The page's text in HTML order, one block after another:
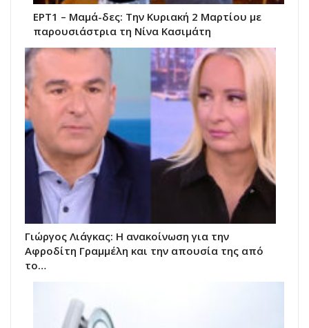
ΕΡΤ1 – Μαμά-δες: Την Κυριακή 2 Μαρτίου με
παρουσιάστρια τη Νίνα Κασιμάτη
Γιώργος Λιάγκας: Η ανακοίνωση για την
Αφροδίτη Γραμμέλη και την απουσία της από
το…